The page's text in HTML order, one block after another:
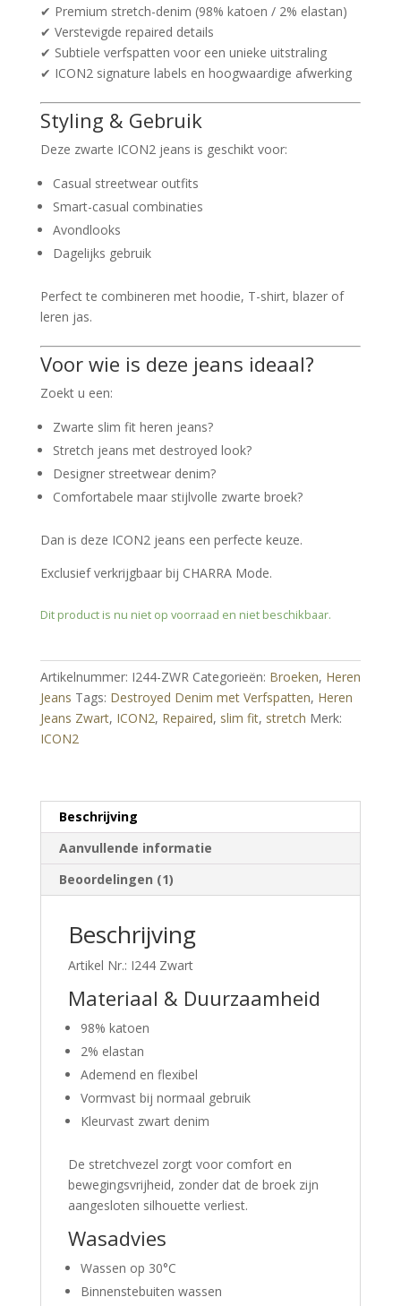
✔ Premium stretch-denim (98% katoen / 2% elastan)
✔ Verstevigde repaired details
✔ Subtiele verfspatten voor een unieke uitstraling
✔ ICON2 signature labels en hoogwaardige afwerking
Styling & Gebruik
Deze zwarte ICON2 jeans is geschikt voor:
Casual streetwear outfits
Smart-casual combinaties
Avondlooks
Dagelijks gebruik
Perfect te combineren met hoodie, T-shirt, blazer of
leren jas.
Voor wie is deze jeans ideaal?
Zoekt u een:
Zwarte slim fit heren jeans?
Stretch jeans met destroyed look?
Designer streetwear denim?
Comfortabele maar stijlvolle zwarte broek?
Dan is deze ICON2 jeans een perfecte keuze.
Exclusief verkrijgbaar bij CHARRA Mode.
Dit product is nu niet op voorraad en niet beschikbaar.
Artikelnummer: I244-ZWR Categorieën: Broeken, Heren
Jeans Tags: Destroyed Denim met Verfspatten, Heren
Jeans Zwart, ICON2, Repaired, slim fit, stretch Merk:
ICON2
Beschrijving
Aanvullende informatie
Beoordelingen (1)
Beschrijving
Artikel Nr.: I244 Zwart
Materiaal & Duurzaamheid
98% katoen
2% elastan
Ademend en flexibel
Vormvast bij normaal gebruik
Kleurvast zwart denim
De stretchvezel zorgt voor comfort en
bewegingsvrijheid, zonder dat de broek zijn
aangesloten silhouette verliest.
Wasadvies
Wassen op 30°C
Binnenstebuiten wassen